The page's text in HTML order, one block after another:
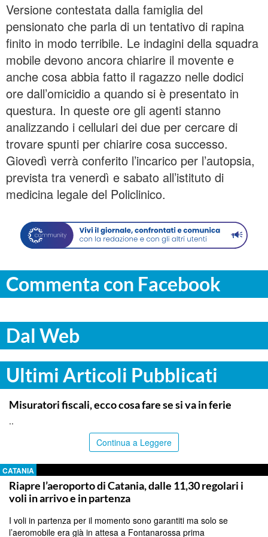
Versione contestata dalla famiglia del
pensionato che parla di un tentativo di rapina
finito in modo terribile. Le indagini della squadra
mobile devono ancora chiarire il movente e
anche cosa abbia fatto il ragazzo nelle dodici
ore dall’omicidio a quando si è presentato in
questura. In queste ore gli agenti stanno
analizzando i cellulari dei due per cercare di
trovare spunti per chiarire cosa successo.
Giovedì verrà conferito l’incarico per l’autopsia,
prevista tra venerdì e sabato all’istituto di
medicina legale del Policlinico.
Commenta con Facebook
Dal Web
Ultimi Articoli Pubblicati
ITALPRESS
Misuratori fiscali, ecco cosa fare se si va in ferie
..
Continua a Leggere
CATANIA
Riapre l’aeroporto di Catania, dalle 11,30 regolari i
voli in arrivo e in partenza
I voli in partenza per il momento sono garantiti ma solo se
l’aeromobile era già in attesa a Fontanarossa prima